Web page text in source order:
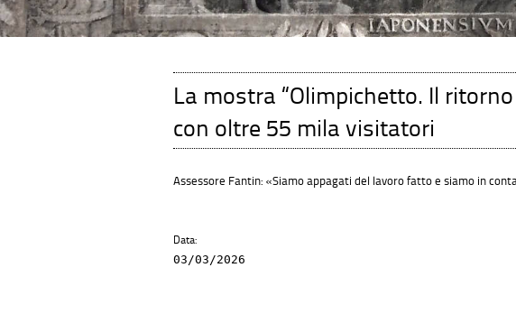
La mostra “Olimpichetto. Il
con oltre 55 mila visitatori
Assessore Fantin: «Siamo appagati del lavoro fatto e siamo in
Data:
03/03/2026